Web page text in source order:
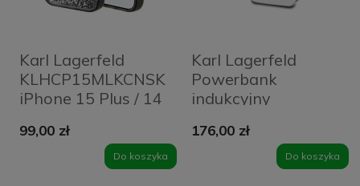
Karl Lagerfeld
KLHCP15MLKCNSK
iPhone 15 Plus / 14
transparent
hardcase Liquid
Glitter Choupette
99,00 zł
Do koszyka
Karl Lagerfeld
Powerbank
indukcyjny
15W 5000mAh
czarny/black Karl
Head Pin MagSafe
176,00 zł
Do koszyka